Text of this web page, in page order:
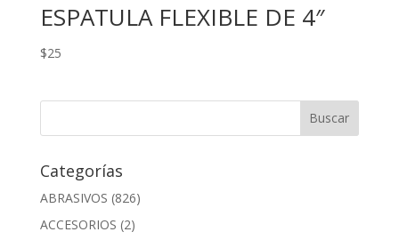
ESPATULA FLEXIBLE DE 4″
$25
Categorías
ABRASIVOS (826)
ACCESORIOS (2)